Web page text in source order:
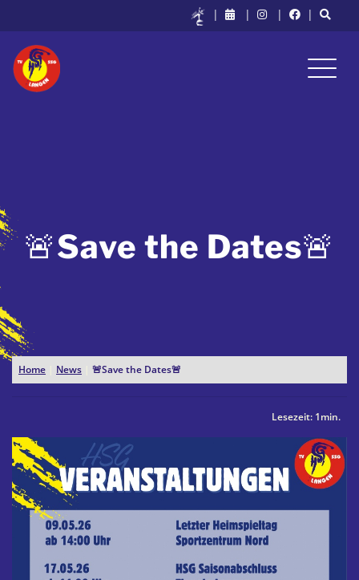
| | | |
🚨Save the Dates🚨
Home News 🚨Save the Dates🚨
Lesezeit: 1min.